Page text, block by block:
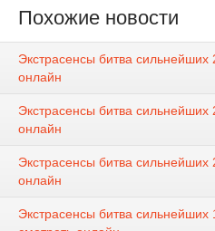
Похожие новости
Экстрасенсы битва сильнейших
онлайн
Экстрасенсы битва
онлайн
Экстрасенсы битва сильнейших
онлайн
Экстрасенсы битва сильнейших